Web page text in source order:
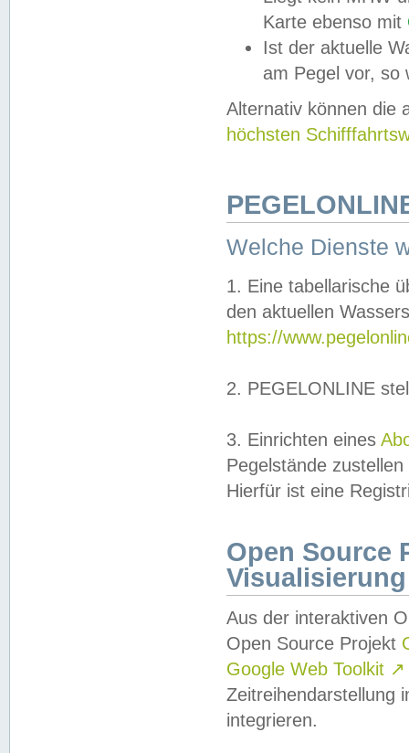
Karte ebenso mit
Ist der aktuelle
am Pegel vor,
Alternativ können die
höchsten
Welche Dienste
1. Eine tabellarische
den aktuellen
https://
2. PEGELONLINE
3. Einrichten eines
Pegelstände
Hierfür ist eine
Open Source
Visualisierung
Aus der interaktiven
Open Source Projekt
Google Web Toolkit ↗
Zeitreihendarstellung
integrieren.